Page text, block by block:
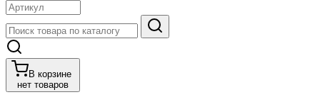
В корзине
нет товаров